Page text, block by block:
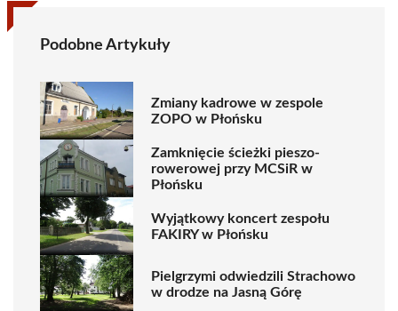
Podobne Artykuły
Zmiany kadrowe w zespole
ZOPO w Płońsku
Zamknięcie ścieżki pieszo-
rowerowej przy MCSiR w
Płońsku
Wyjątkowy koncert zespołu
FAKIRY w Płońsku
Pielgrzymi odwiedzili Strachowo
w drodze na Jasną Górę